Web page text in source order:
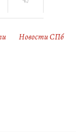
Новости СПб